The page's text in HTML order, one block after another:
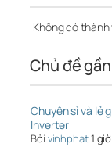
Không có
Chủ đề
Chuyên sỉ và lẻ
Inverter
Bởi vinhphat1